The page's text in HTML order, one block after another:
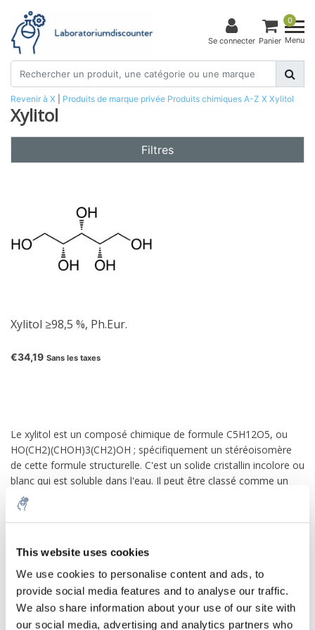
This website uses cookies
We use cookies to personalise content and ads, to
provide social media features and to analyse our traffic.
We also share information about your use of our site with
our social media, advertising and analytics partners who
Se connecter
0
Panier Menu
Revenir à X Produits de marque privée Produits chimiques A-Z X Xylitol
Xylitol
Filtres
Xylitol ≥98,5 %, Ph.Eur.
€34,19 Sans les taxes
Le xylitol est un composé chimique de formule C5H12O5, ou
HO(CH2)(CHOH)3(CH2)OH ; spécifiquement un stéréoisomère
de cette formule structurelle. C'est un solide cristallin incolore ou
blanc qui est soluble dans l'eau. Il peut être classé comme un
polyalcool et un alcool de sucre, en particulier un alditol. Le nom
est dérivé du grec ancien : ξύλον, xyl [on], "bois", avec le suffixe
-itol utilisé pour désigner les alcools de sucre.
Le xylitol est utilisé comme additif alimentaire et substitut du
sucre. Le numéro de code de l'Union européenne est E967.
Remplacer le sucre par du xylitol dans les aliments peut
favoriser une meilleure santé dentaire, mais rien ne prouve que
le xylitol lui-même prévienne les caries.